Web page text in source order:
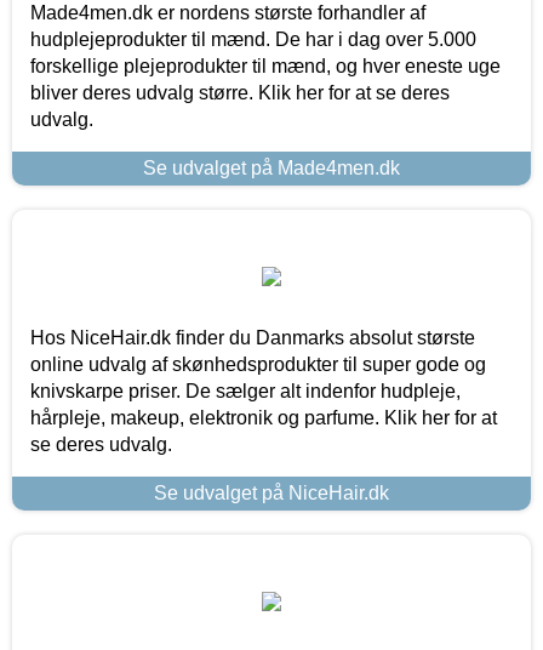
Made4men.dk er nordens største forhandler af
hudplejeprodukter til mænd. De har i dag over 5.000
forskellige plejeprodukter til mænd, og hver eneste uge
bliver deres udvalg større. Klik her for at se deres
udvalg.
Se udvalget på Made4men.dk
Hos NiceHair.dk finder du Danmarks absolut største
online udvalg af skønhedsprodukter til super gode og
knivskarpe priser. De sælger alt indenfor hudpleje,
hårpleje, makeup, elektronik og parfume. Klik her for at
se deres udvalg.
Se udvalget på NiceHair.dk